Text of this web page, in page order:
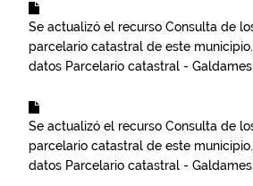
Se actualizó el recurso Consulta de
parcelario catastral de este municipio.
datos Parcelario catastral - Galdames
Se actualizó el recurso Consulta de
parcelario catastral de este municipio.
datos Parcelario catastral - Galdames